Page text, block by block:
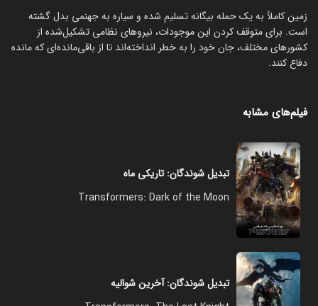
زمین کاملاً به یک حمله بیگانه تسلیم شده و سیاره به جهنمی بدل گشته
است. برای متوقف کردن این موجودات، نیروهای نظامی تشکیل‌شده از
کشورهای مختلف، جان خود را به خطر انداخته‌اند تا از باقی‌مانده‌ای که مانده
دفاع کنند.
فیلم‌های مشابه
تبدیل شوندگان: تاریکی ماه
Transformers: Dark of the Moon
تبدیل شوندگان: آخرین شوالیه